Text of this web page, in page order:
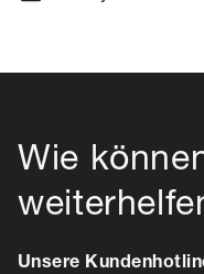
Wie
Unsere